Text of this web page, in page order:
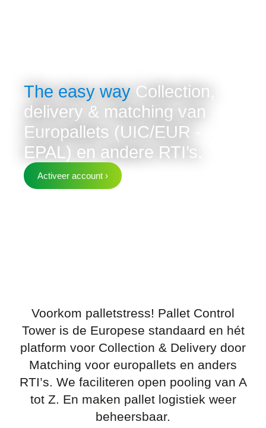
The easy way Collection,
delivery & matching van
Europallets (UIC/EUR -
EPAL) en andere RTI’s.
Activeer account ›
Voorkom palletstress! Pallet Control
Tower is de Europese standaard en hét
platform voor Collection & Delivery door
Matching voor europallets en anders
RTI’s. We faciliteren open pooling van A
tot Z. En maken pallet logistiek weer
beheersbaar.